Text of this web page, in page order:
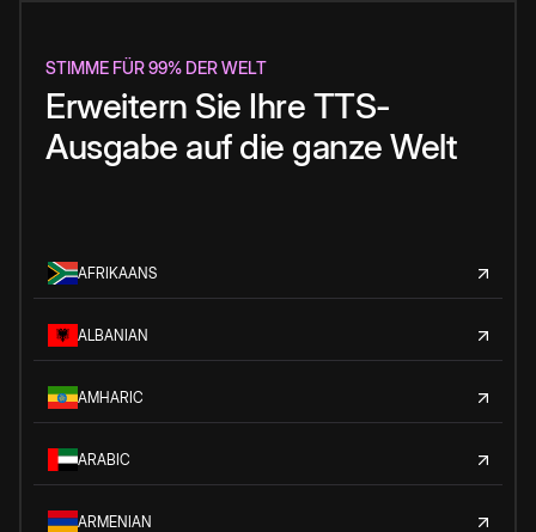
STIMME FÜR 99% DER WELT
Erweitern Sie Ihre TTS-
Ausgabe auf die ganze Welt
AFRIKAANS
ALBANIAN
AMHARIC
ARABIC
ARMENIAN